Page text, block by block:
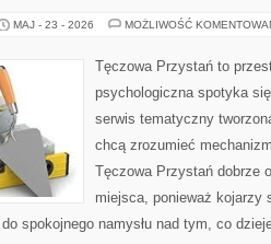
MAJ - 23 - 2026 MOŻLIWOŚĆ
Tęczowa Przystań to
psychologiczna spotyka
serwis tematyczny
chcą zrozumieć
Tęczowa Przystań dobrze
miejsca, ponieważ kojarzy
spokojnego namysłu nad tym, co